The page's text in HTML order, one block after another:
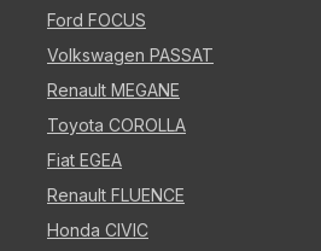
Ford FOCUS
Volkswagen PASSAT
Renault MEGANE
Toyota COROLLA
Fiat EGEA
Renault FLUENCE
Honda CIVIC